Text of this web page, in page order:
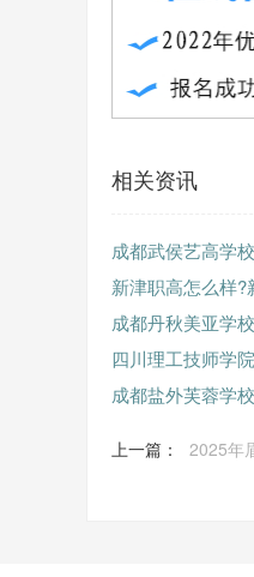
相关资讯
成都武侯艺高学
新津职高怎么样
成都丹秋美亚学
四川理工技师学
成都盐外芙蓉学
上一篇： 2025年